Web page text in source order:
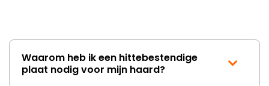
Waarom heb ik een hittebestendige
plaat nodig voor mijn haard?